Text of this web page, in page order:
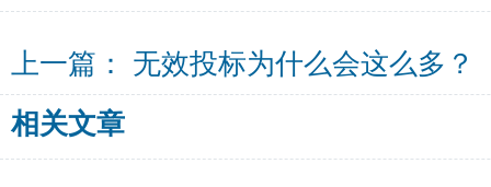
上一篇： 无效投标为什么会这么多？
相关文章